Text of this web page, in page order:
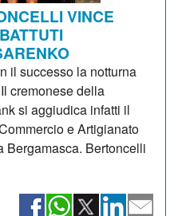
VINCE
il successo la notturna
cremonese della
si aggiudica infatti il
e Artigianato
Bergamasca. Bertoncelli